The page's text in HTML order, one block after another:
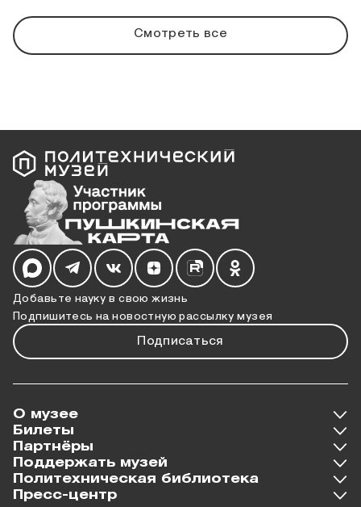
Смотреть все
Добавьте науку в свою жизнь
Подпишитесь на новостную рассылку музея
Подписаться
Мы в социальных сетях
О музее
Билеты
Партнёры
Поддержать музей
Политехническая библиотека
Пресс-центр